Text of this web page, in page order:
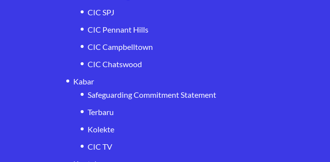
CIC SPJ
CIC Pennant Hills
CIC Campbelltown
CIC Chatswood
Kabar
Safeguarding Commitment Statement
Terbaru
Kolekte
CIC TV